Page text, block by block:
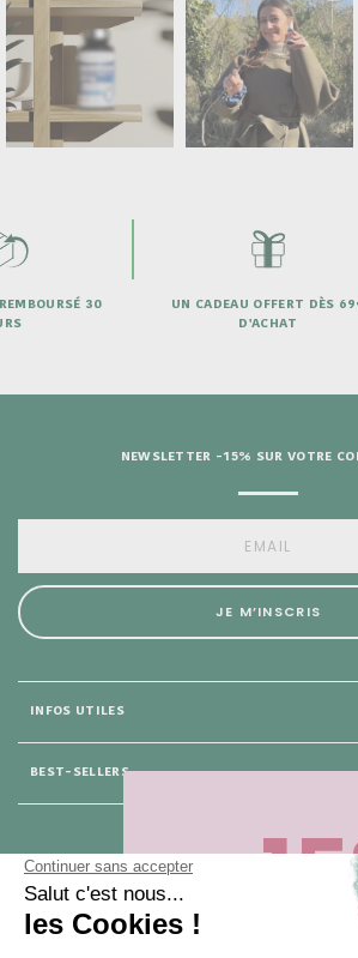
30
UN CADEAU OFFERT DÈS
D'ACHAT
INFOS UTILES
BEST-SELLERS
NEWSLETTER -15% SUR VOTRE
JE M’INSCRIS
-